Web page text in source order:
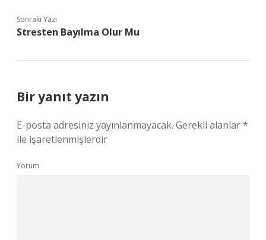
Sonraki Yazı
Stresten Bayılma Olur Mu
Bir yanıt yazın
E-posta adresiniz yayınlanmayacak. Gerekli alanlar*
ile işaretlenmişlerdir
Yorum